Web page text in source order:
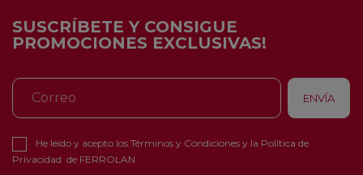
SUSCRÍBETE Y CONSIGUE
PROMOCIONES EXCLUSIVAS!
He leído y acepto los Términos y Condiciones y la Política de
Privacidad de FERROLAN